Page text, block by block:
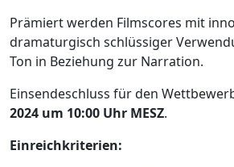
Prämiert werden Filmscores mit
dramaturgisch schlüssiger
Ton in Beziehung zur Narration.
Einsendeschluss für den
2024 um 10:00 Uhr MESZ.
Einreichkriterien: